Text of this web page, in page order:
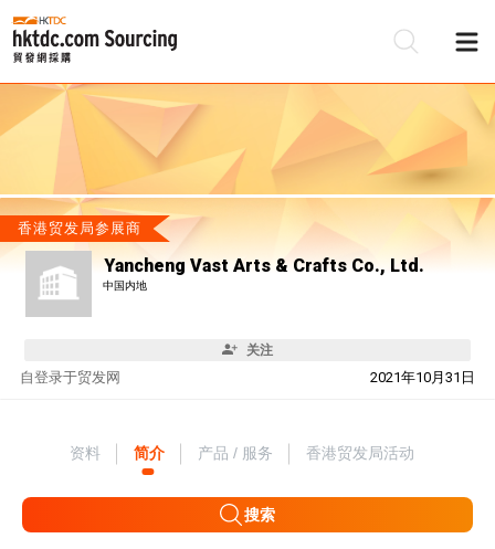
香港贸发局参展商
Yancheng Vast Arts & Crafts Co., Ltd.
中国内地
关注
自 2021年10月31日
登录于贸发网
资料 简介 产品 / 服务 香港贸发局活动
搜索